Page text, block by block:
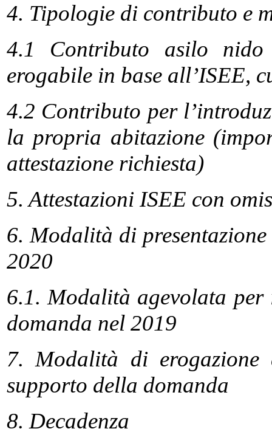
4. Tipologie di contributo e
4.1 Contributo asilo nido
erogabile in base all’ISEE,
4.2 Contributo per
la propria abitazione
attestazione richiesta)
5. Attestazioni ISEE con
6. Modalità di
2020
6.1. Modalità agevolata
domanda nel 2019
7. Modalità di erogazione
supporto della domanda
8. Decadenza